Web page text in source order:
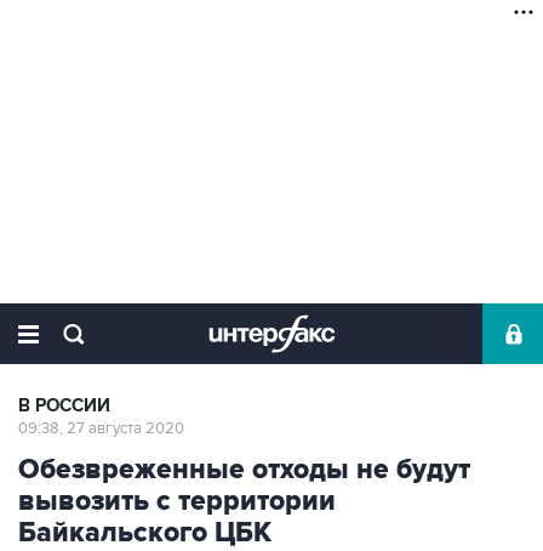
В РОССИИ
09:38, 27 августа 2020
Обезвреженные отходы не будут
вывозить с территории
Байкальского ЦБК